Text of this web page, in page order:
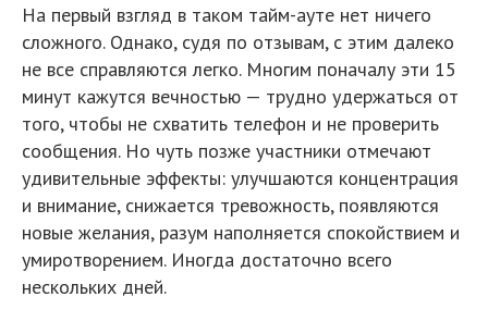
На первый взгляд в таком тайм-ауте нет ничего
сложного. Однако, судя по отзывам, с этим далеко
не все справляются легко. Многим поначалу эти 15
минут кажутся вечностью — трудно удержаться от
того, чтобы не схватить телефон и не проверить
сообщения. Но чуть позже участники отмечают
удивительные эффекты: улучшаются концентрация
и внимание, снижается тревожность, появляются
новые желания, разум наполняется спокойствием и
умиротворением. Иногда достаточно всего
нескольких дней.